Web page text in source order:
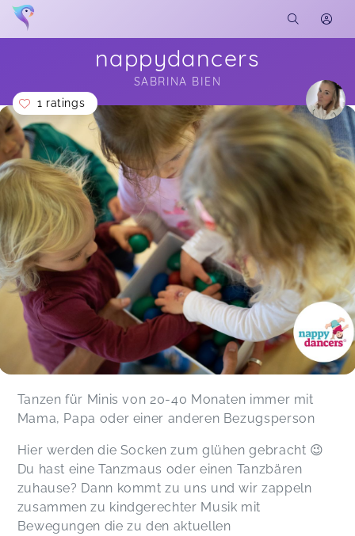
nappydancers
SABRINA BIEN
Soon you will learn more about me here...
1 ratings
Tanzen für Minis von 20-40 Monaten immer mit
Mama, Papa oder einer anderen Bezugsperson
Hier werden die Socken zum glühen gebracht 😉
Du hast eine Tanzmaus oder einen Tanzbären
zuhause? Dann kommt zu uns und wir zappeln
zusammen zu kindgerechter Musik mit
Bewegungen die zu den aktuellen